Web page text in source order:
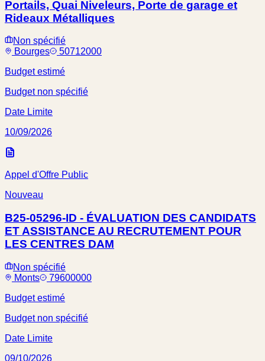
Portails, Quai Niveleurs, Porte de garage et
Rideaux Métalliques
Non spécifié
Bourges
50712000
Budget estimé
Budget non spécifié
Date Limite
10/09/2026
Appel d'Offre Public
Nouveau
B25-05296-ID - ÉVALUATION DES CANDIDATS
ET ASSISTANCE AU RECRUTEMENT POUR
LES CENTRES DAM
Non spécifié
Monts
79600000
Budget estimé
Budget non spécifié
Date Limite
09/10/2026